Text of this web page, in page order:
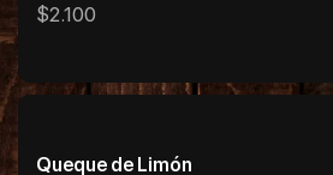
$2.100
Queque de Limón